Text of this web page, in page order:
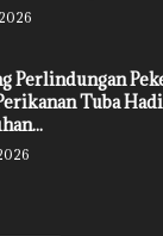
Perlindungan
Tuba